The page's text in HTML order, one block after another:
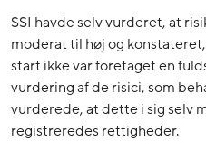
SSI havde selv vurderet, at
moderat til høj og
start ikke var foretaget en
vurdering af de risici, som
vurderede, at dette i sig selv
registreredes rettigheder.